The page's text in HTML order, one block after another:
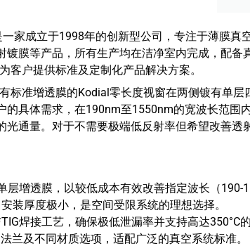
家成立于1998年的创新型公司，专注于薄膜
镀膜等产品，所有生产均在洁净室内完成，配
客户提供标准及定制化产品解决方案。
标准增透膜的Kodial零长度视窗在两侧镀有单
的具体需求，在190nm至1550nm的宽波长范围
光通量。对于不需要极端低反射率但希望改善
层增透膜，以较低成本有效改善指定波长（190-
装厚度极小，是空间受限系统的理想选择。
焊接工艺，确保极低泄漏率并支持高达350°C的
兰及不同材质选项，适配广泛的真空系统标准。